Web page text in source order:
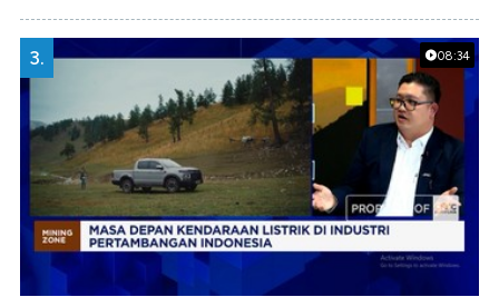
08:34
3.